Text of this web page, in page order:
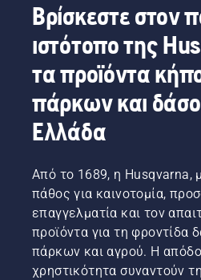
Βρίσκεστε στον
ιστότοπο της
τα προϊόντα
πάρκων και
Ελλάδα
Από το 1689, η Husqvarna,
πάθος για καινοτομία,
επαγγελματία και τον
προϊόντα για τη φροντίδα
πάρκων και αγρού. Η
χρηστικότητα συναντούν